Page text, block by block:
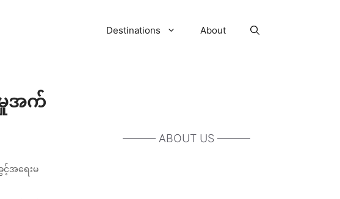
Destinations About
မှုအက်
င့်အရေးမ
——— ABOUT US ———